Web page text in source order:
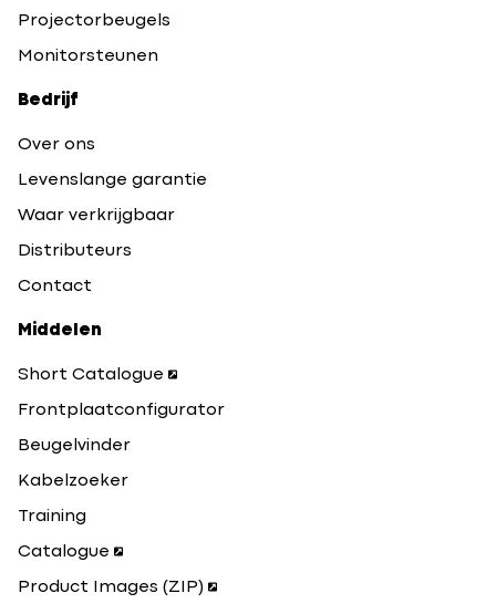
Projectorbeugels
Monitorsteunen
Bedrijf
Over ons
Levenslange garantie
Waar verkrijgbaar
Distributeurs
Contact
Middelen
Short Catalogue
Frontplaatconfigurator
Beugelvinder
Kabelzoeker
Training
Catalogue
Product Images (ZIP)